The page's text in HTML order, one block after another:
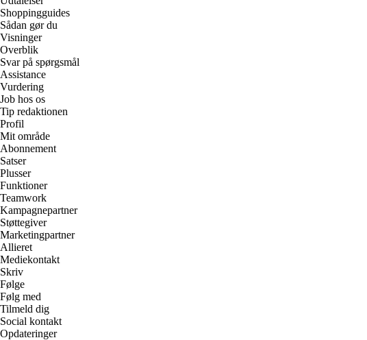
Shoppingguides
Sådan gør du
Visninger
Overblik
Svar på spørgsmål
Assistance
Vurdering
Job hos os
Tip redaktionen
Profil
Mit område
Abonnement
Satser
Plusser
Funktioner
Teamwork
Kampagnepartner
Støttegiver
Marketingpartner
Allieret
Mediekontakt
Skriv
Følge
Følg med
Tilmeld dig
Social kontakt
Opdateringer